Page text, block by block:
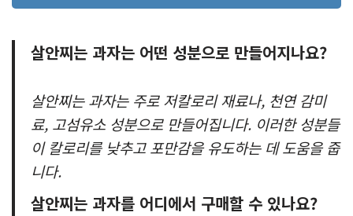
살안찌는 과자는 어떤 성분으로 만들어지나요?
살안찌는 과자는 주로 저칼로리 재료나, 천연 감미
료, 고섬유소 성분으로 만들어집니다. 이러한 성분들
이 칼로리를 낮추고 포만감을 유도하는 데 도움을 줍
니다.
살안찌는 과자를 어디에서 구매할 수 있나요?